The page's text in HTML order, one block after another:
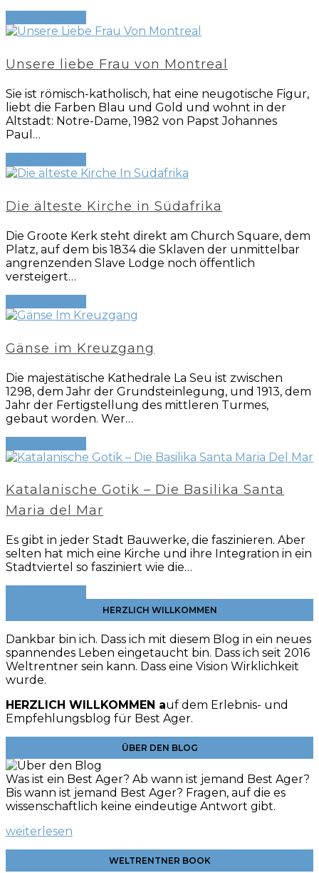
Unsere liebe Frau von Montreal
Sie ist römisch-katholisch, hat eine neugotische Figur,
liebt die Farben Blau und Gold und wohnt in der
Altstadt: Notre-Dame, 1982 von Papst Johannes
Paul…
Die älteste Kirche in Südafrika
Die Groote Kerk steht direkt am Church Square, dem
Platz, auf dem bis 1834 die Sklaven der unmittelbar
angrenzenden Slave Lodge noch öffentlich
versteigert…
Gänse im Kreuzgang
Die majestätische Kathedrale La Seu ist zwischen
1298, dem Jahr der Grundsteinlegung, und 1913, dem
Jahr der Fertigstellung des mittleren Turmes,
gebaut worden. Wer…
Katalanische Gotik – Die Basilika Santa
Maria del Mar
Es gibt in jeder Stadt Bauwerke, die faszinieren. Aber
selten hat mich eine Kirche und ihre Integration in ein
Stadtviertel so fasziniert wie die…
HERZLICH WILLKOMMEN
Dankbar bin ich. Dass ich mit diesem Blog in ein neues
spannendes Leben eingetaucht bin. Dass ich seit 2016
Weltrentner sein kann. Dass eine Vision Wirklichkeit
wurde.
HERZLICH WILLKOMMEN auf dem Erlebnis- und
Empfehlungsblog für Best Ager.
ÜBER DEN BLOG
Was ist ein Best Ager? Ab wann ist jemand Best Ager?
Bis wann ist jemand Best Ager? Fragen, auf die es
wissenschaftlich keine eindeutige Antwort gibt.
weiterlesen
WELTRENTNER BOOK